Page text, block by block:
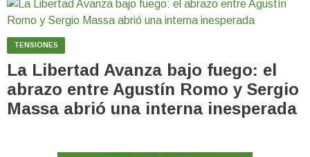
TENSIONES
La Libertad Avanza bajo fuego: el
abrazo entre Agustín Romo y Sergio
Massa abrió una interna inesperada